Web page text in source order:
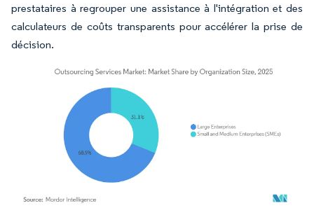
prestataires à regrouper une assistance à l'intégration et des
calculateurs de coûts transparents pour accélérer la prise de
décision.